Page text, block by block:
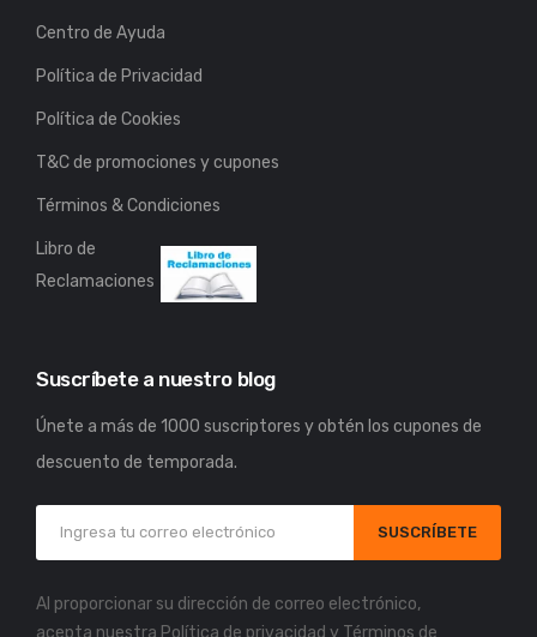
Centro de Ayuda
Política de Privacidad
Política de Cookies
T&C de promociones y cupones
Términos & Condiciones
Libro de
Reclamaciones
Suscríbete a nuestro blog
Únete a más de 1000 suscriptores y obtén los cupones de
descuento de temporada.
SUSCRÍBETE
Al proporcionar su dirección de correo electrónico,
acepta nuestra Política de privacidad y Términos de